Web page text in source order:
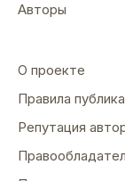
Авторы
О проекте
Правила
Репутация